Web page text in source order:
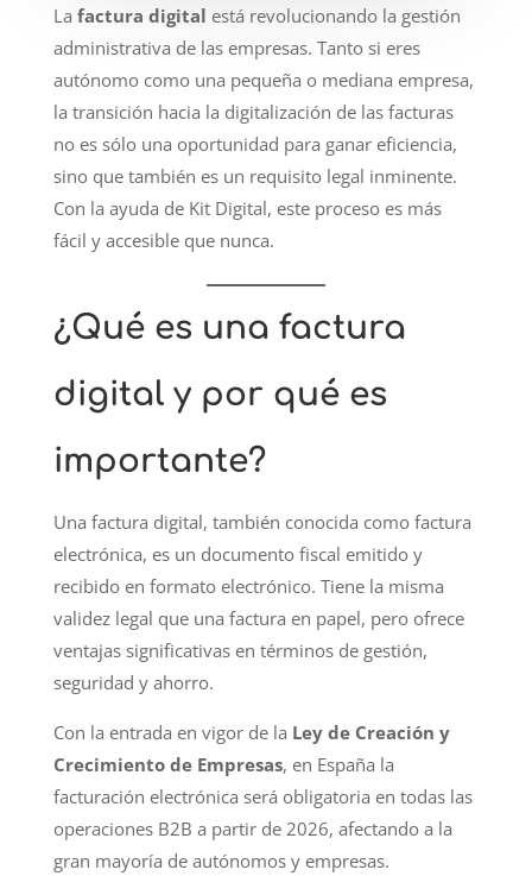
La factura digital está revolucionando la gestión
administrativa de las empresas. Tanto si eres
autónomo como una pequeña o mediana empresa,
la transición hacia la digitalización de las facturas
no es sólo una oportunidad para ganar eficiencia,
sino que también es un requisito legal inminente.
Con la ayuda de Kit Digital, este proceso es más
fácil y accesible que nunca.
¿Qué es una factura
digital y por qué es
importante?
Una factura digital, también conocida como factura
electrónica, es un documento fiscal emitido y
recibido en formato electrónico. Tiene la misma
validez legal que una factura en papel, pero ofrece
ventajas significativas en términos de gestión,
seguridad y ahorro.
Con la entrada en vigor de la Ley de Creación y
Crecimiento de Empresas, en España la
facturación electrónica será obligatoria en todas las
operaciones B2B a partir de 2026, afectando a la
gran mayoría de autónomos y empresas.